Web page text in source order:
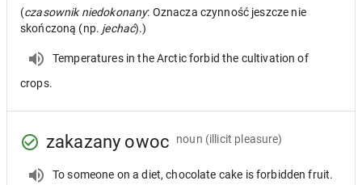
(czasownik niedokonany: Oznacza czynność jeszcze nie
skończoną (np. jechać).)
Temperatures in the Arctic forbid the cultivation of
crops.
zakazany owoc noun (illicit pleasure)
To someone on a diet, chocolate cake is forbidden fruit.